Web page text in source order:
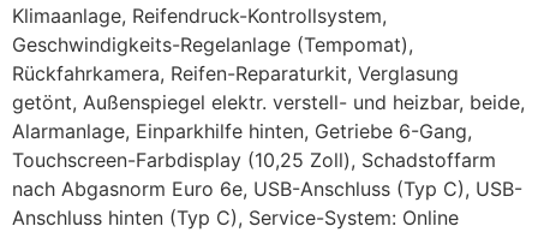
Klimaanlage, Reifendruck-Kontrollsystem,
Geschwindigkeits-Regelanlage (Tempomat),
Rückfahrkamera, Reifen-Reparaturkit, Verglasung
getönt, Außenspiegel elektr. verstell- und heizbar, beide,
Alarmanlage, Einparkhilfe hinten, Getriebe 6-Gang,
Touchscreen-Farbdisplay (10,25 Zoll), Schadstoffarm
nach Abgasnorm Euro 6e, USB-Anschluss (Typ C), USB-
Anschluss hinten (Typ C), Service-System: Online